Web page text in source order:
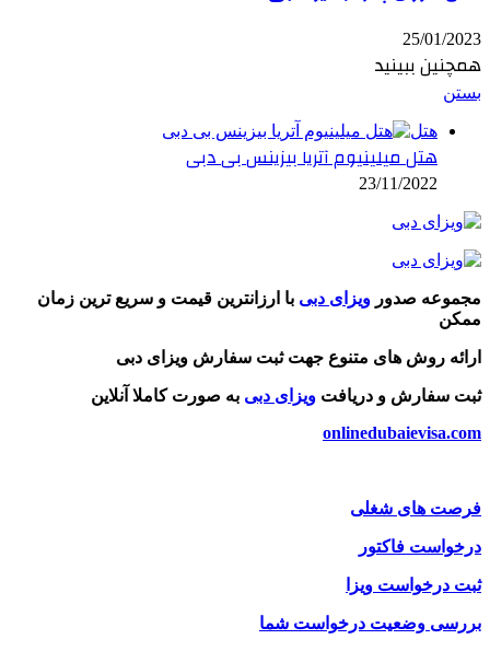
25/01/2023
همچنین ببینید
بستن
هتل
هتل میلینیوم آتریا بیزینس بی دبی
23/11/2022
مجموعه صدور ویزای دبی با ارزانترین قیمت و سریع ترین زمان
ممکن
ارائه روش های متنوع جهت ثبت سفارش ویزای دبی
ثبت سفارش و دریافت ویزای دبی به صورت کاملا آنلاین
onlinedubaievisa.com
فرصت های شغلی
درخواست فاکتور
ثبت درخواست ویزا
بررسی وضعیت درخواست شما